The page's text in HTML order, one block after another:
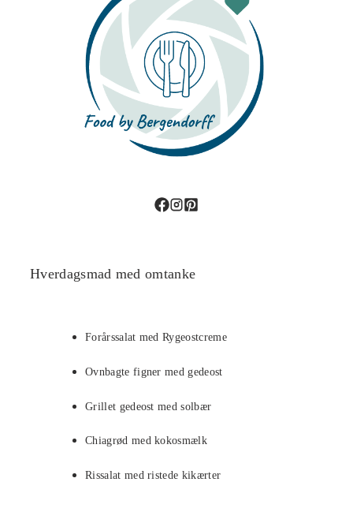
Hverdagsmad med omtanke
Forårssalat med Rygeostcreme
Ovnbagte figner med gedeost
Grillet gedeost med solbær
Chiagrød med kokosmælk
Rissalat med ristede kikærter